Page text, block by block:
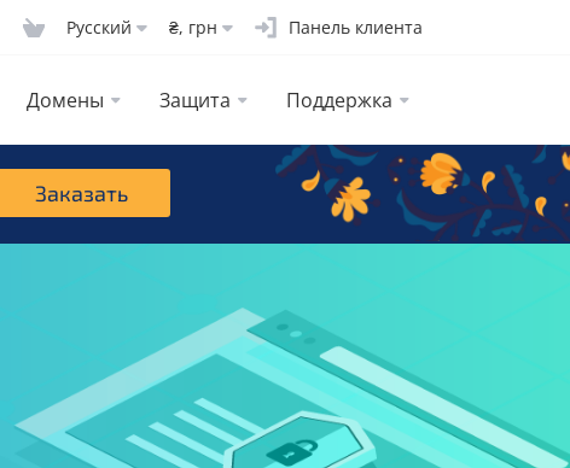
Русcкий ₴, грн Панель клиента
Домены Защита Поддержка
Заказать